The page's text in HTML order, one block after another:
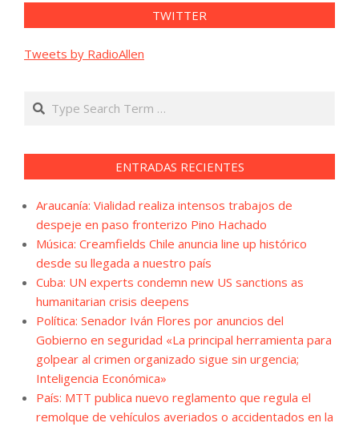
TWITTER
Tweets by RadioAllen
Search
ENTRADAS RECIENTES
Araucanía: Vialidad realiza intensos trabajos de
despeje en paso fronterizo Pino Hachado
Música: Creamfields Chile anuncia line up histórico
desde su llegada a nuestro país
Cuba: UN experts condemn new US sanctions as
humanitarian crisis deepens
Política: Senador Iván Flores por anuncios del
Gobierno en seguridad «La principal herramienta para
golpear al crimen organizado sigue sin urgencia;
Inteligencia Económica»
País: MTT publica nuevo reglamento que regula el
remolque de vehículos averiados o accidentados en la